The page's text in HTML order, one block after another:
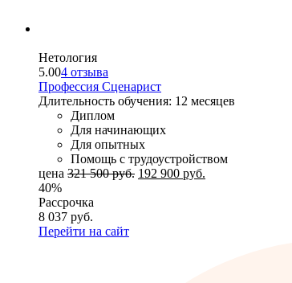
Нетология
5.004 отзыва
Профессия Сценарист
Длительность обучения: 12 месяцев
Диплом
Для начинающих
Для опытных
Помощь с трудоустройством
цена 321 500руб. 192 900 руб.
40%
Рассрочка
8 037 руб.
Перейти на сайт